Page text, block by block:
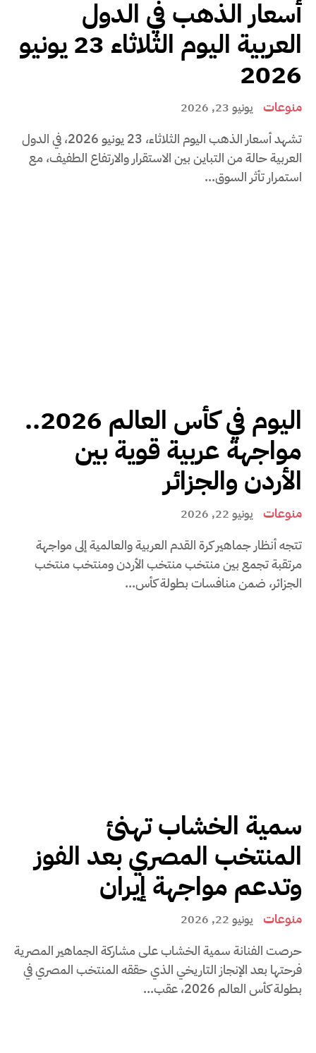
أسعار الذهب في الدول
العربية اليوم الثلاثاء 23 يونيو
2026
منوعات يونيو 23, 2026
تشهد أسعار الذهب اليوم الثلاثاء، 23 يونيو 2026، في الدول
العربية حالة من التباين بين الاستقرار والارتفاع الطفيف، مع
استمرار تأثر السوق...
اليوم في كأس العالم 2026..
مواجهة عربية قوية بين
الأردن والجزائر
منوعات يونيو 22, 2026
تتجه أنظار جماهير كرة القدم العربية والعالمية إلى مواجهة
مرتقبة تجمع بين منتخب منتخب الأردن ومنتخب منتخب
الجزائر، ضمن منافسات بطولة كأس...
سمية الخشاب تهنئ
المنتخب المصري بعد الفوز
وتدعم مواجهة إيران
منوعات يونيو 22, 2026
حرصت الفنانة سمية الخشاب على مشاركة الجماهير المصرية
فرحتها بعد الإنجاز التاريخي الذي حققه المنتخب المصري في
بطولة كأس العالم 2026، عقب...